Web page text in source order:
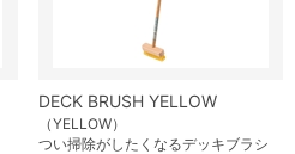
DECK BRUSH YELLOW
（YELLOW）
つい掃除がしたくなるデッキブラシ